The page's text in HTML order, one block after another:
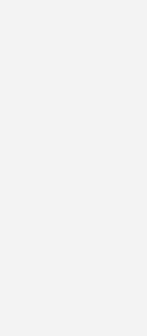
oder beidseitige
Detailnachweis; Stütze;
12
DIN EN 1995-1-1